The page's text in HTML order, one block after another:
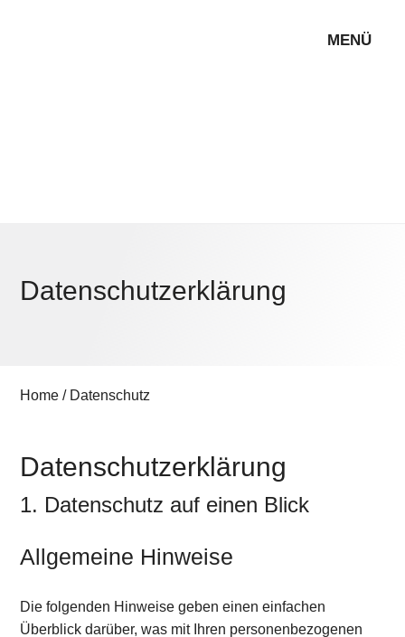
MENÜ
Datenschutzerklärung
Home / Datenschutz
Datenschutz­erklärung
1. Datenschutz auf einen Blick
Allgemeine Hinweise
Die folgenden Hinweise geben einen einfachen
Überblick darüber, was mit Ihren personenbezogenen